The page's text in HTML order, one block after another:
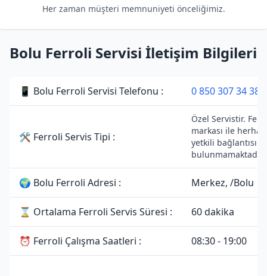
Her zaman müşteri memnuniyeti önceliğimiz.
Bolu Ferroli Servisi İletişim Bilgileri
📱 Bolu Ferroli Servisi Telefonu : 0 850 307 34 38
🛠 Ferroli Servis Tipi :
Özel Servistir.
markası ile
yetkili bağlantısı
bulunmamaktadır.
🌍 Bolu Ferroli Adresi : Merkez, /Bolu
⌛ Ortalama Ferroli Servis Süresi : 60 dakika
⏰ Ferroli Çalışma Saatleri : 08:30 - 19:00